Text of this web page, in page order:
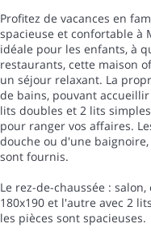
Profitez de vacances en
spacieuse et confortable à
idéale pour les enfants, à
restaurants, cette maison
un séjour relaxant. La
de bains, pouvant
lits doubles et 2 lits
pour ranger vos affaires.
douche ou d'une
sont fournis.
Le rez-de-chaussée :
180x190 et l'autre avec 2
les pièces sont spacieuses.